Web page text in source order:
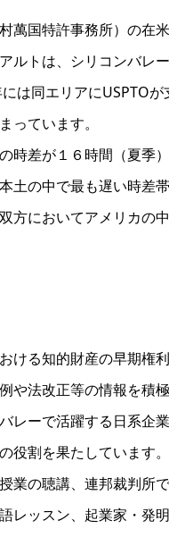
萬国特許事務所）の在
ルトは、シリコンバレ
は同エリアにUSPTO
っています。
時差が１６時間（夏季
土の中で最も遅い時差
方においてアメリカの
ける知的財産の早期権
や法改正等の情報を積
ーで活躍する日系企
役割を果たしています
業の聴講、連邦裁判所
レッスン、起業家・発